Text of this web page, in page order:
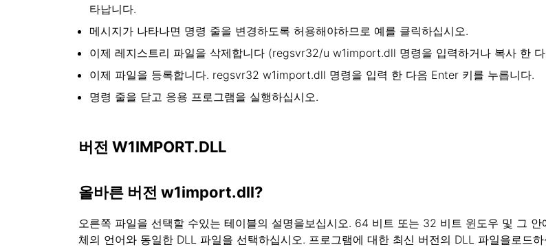
타납니다.
메시지가 나타나면 명령 줄을 변경하도록 허용해야하므로 예를 클릭하십시오.
이제 레지스트리 파일을 삭제합니다 (regsvr32/u w1import.dll 명령을 입력하거나 복사 한
이제 파일을 등록합니다. regsvr32 w1import.dll 명령을 입력 한 다음 Enter 키를 누릅니다.
명령 줄을 닫고 응용 프로그램을 실행하십시오.
버전 W1IMPORT.DLL
올바른 버전 w1import.dll?
오른쪽 파일을 선택할 수있는 테이블의 설명을보십시오. 64 비트 또는 32 비트 윈도우 및 그
체의 언어와 동일한 DLL 파일을 선택하십시오. 프로그램에 대한 최신 버전의 DLL 파일을로드하